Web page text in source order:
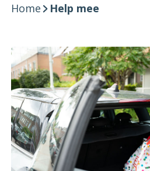
Home Help mee